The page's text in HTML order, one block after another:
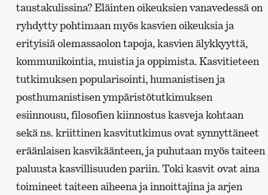
taustakulissina? Eläinten oikeuksien vanavedessä on
ryhdytty pohtimaan myös kasvien oikeuksia ja
erityisiä olemassaolon tapoja, kasvien älykkyyttä,
kommunikointia, muistia ja oppimista. Kasvitieteen
tutkimuksen popularisointi, humanistisen ja
posthumanistisen ympäristötutkimuksen
esiinnousu, filosofien kiinnostus kasveja kohtaan
sekä ns. kriittinen kasvitutkimus ovat synnyttäneet
eräänlaisen kasvikäänteen, ja puhutaan myös taiteen
paluusta kasvillisuuden pariin. Toki kasvit ovat aina
toimineet taiteen aiheena ja innoittajina ja arjen